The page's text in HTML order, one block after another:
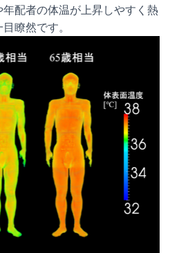
配者の体温が上昇しやすく熱
瞭然です。